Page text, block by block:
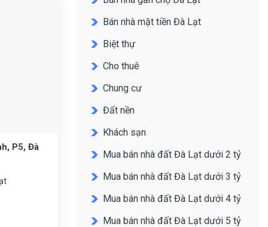
P5, Đà
Bán nhà mặt tiền Đà Lạt
Biệt thự
Cho thuê
Chung cư
Đất nền
Khách sạn
Mua bán nhà đất Đà Lạt dưới 2 tỷ
Mua bán nhà đất Đà Lạt dưới 3 tỷ
Mua bán nhà đất Đà Lạt dưới 4 tỷ
Mua bán nhà đất Đà Lạt dưới 5 tỷ